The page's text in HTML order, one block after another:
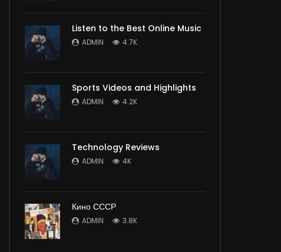
Listen to the Best Online Music
ADMIN 4.7K
Sports Videos and Highlights
ADMIN 4.2K
Technology Reviews
ADMIN 4K
Кино СССР
ADMIN 3.8K